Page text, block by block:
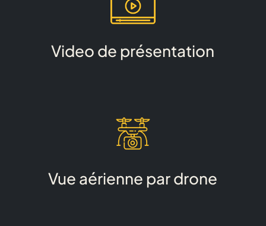
Video de présentation
Vue aérienne par drone